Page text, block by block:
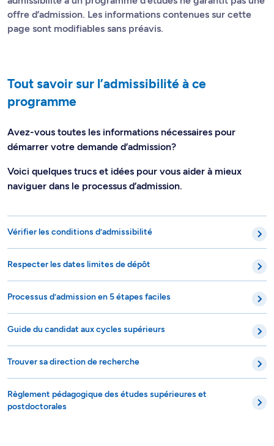
offre d’admission. Les informations contenues sur cette
page sont modifiables sans préavis.
Tout savoir sur l’admissibilité à ce
programme
Avez-vous toutes les informations nécessaires pour
démarrer votre demande d’admission?
Voici quelques trucs et idées pour vous aider à mieux
naviguer dans le processus d’admission.
Vérifier les conditions d’admissibilité
Respecter les dates limites de dépôt
Processus d’admission en 5 étapes faciles
Guide du candidat aux cycles supérieurs
Trouver sa direction de recherche
Règlement pédagogique des études supérieures et
postdoctorales